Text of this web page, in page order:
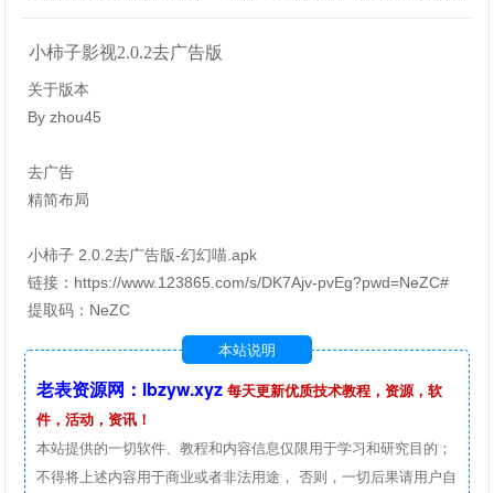
小柿子影视2.0.2去广告版
关于版本
By zhou45
去广告
精简布局
小柿子 2.0.2去广告版-幻幻喵.apk
链接：https://www.123865.com/s/DK7Ajv-pvEg?pwd=NeZC#
提取码：NeZC
本站说明
老表资源网：lbzyw.xyz 每天更新优质技术教程，资源，软
件，活动，资讯！
本站提供的一切软件、教程和内容信息仅限用于学习和研究目的；
不得将上述内容用于商业或者非法用途， 否则，一切后果请用户自